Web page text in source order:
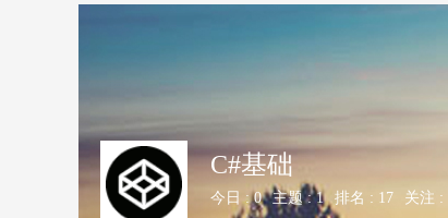
C#基础
今日 :0 主题 :1 排名 : 17 关注 :